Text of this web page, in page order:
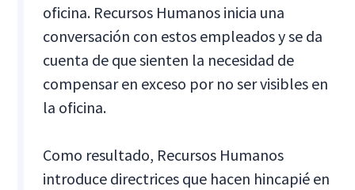
oficina. Recursos Humanos inicia una
conversación con estos empleados y se da
cuenta de que sienten la necesidad de
compensar en exceso por no ser visibles en
la oficina.
Como resultado, Recursos Humanos
introduce directrices que hacen hincapié en